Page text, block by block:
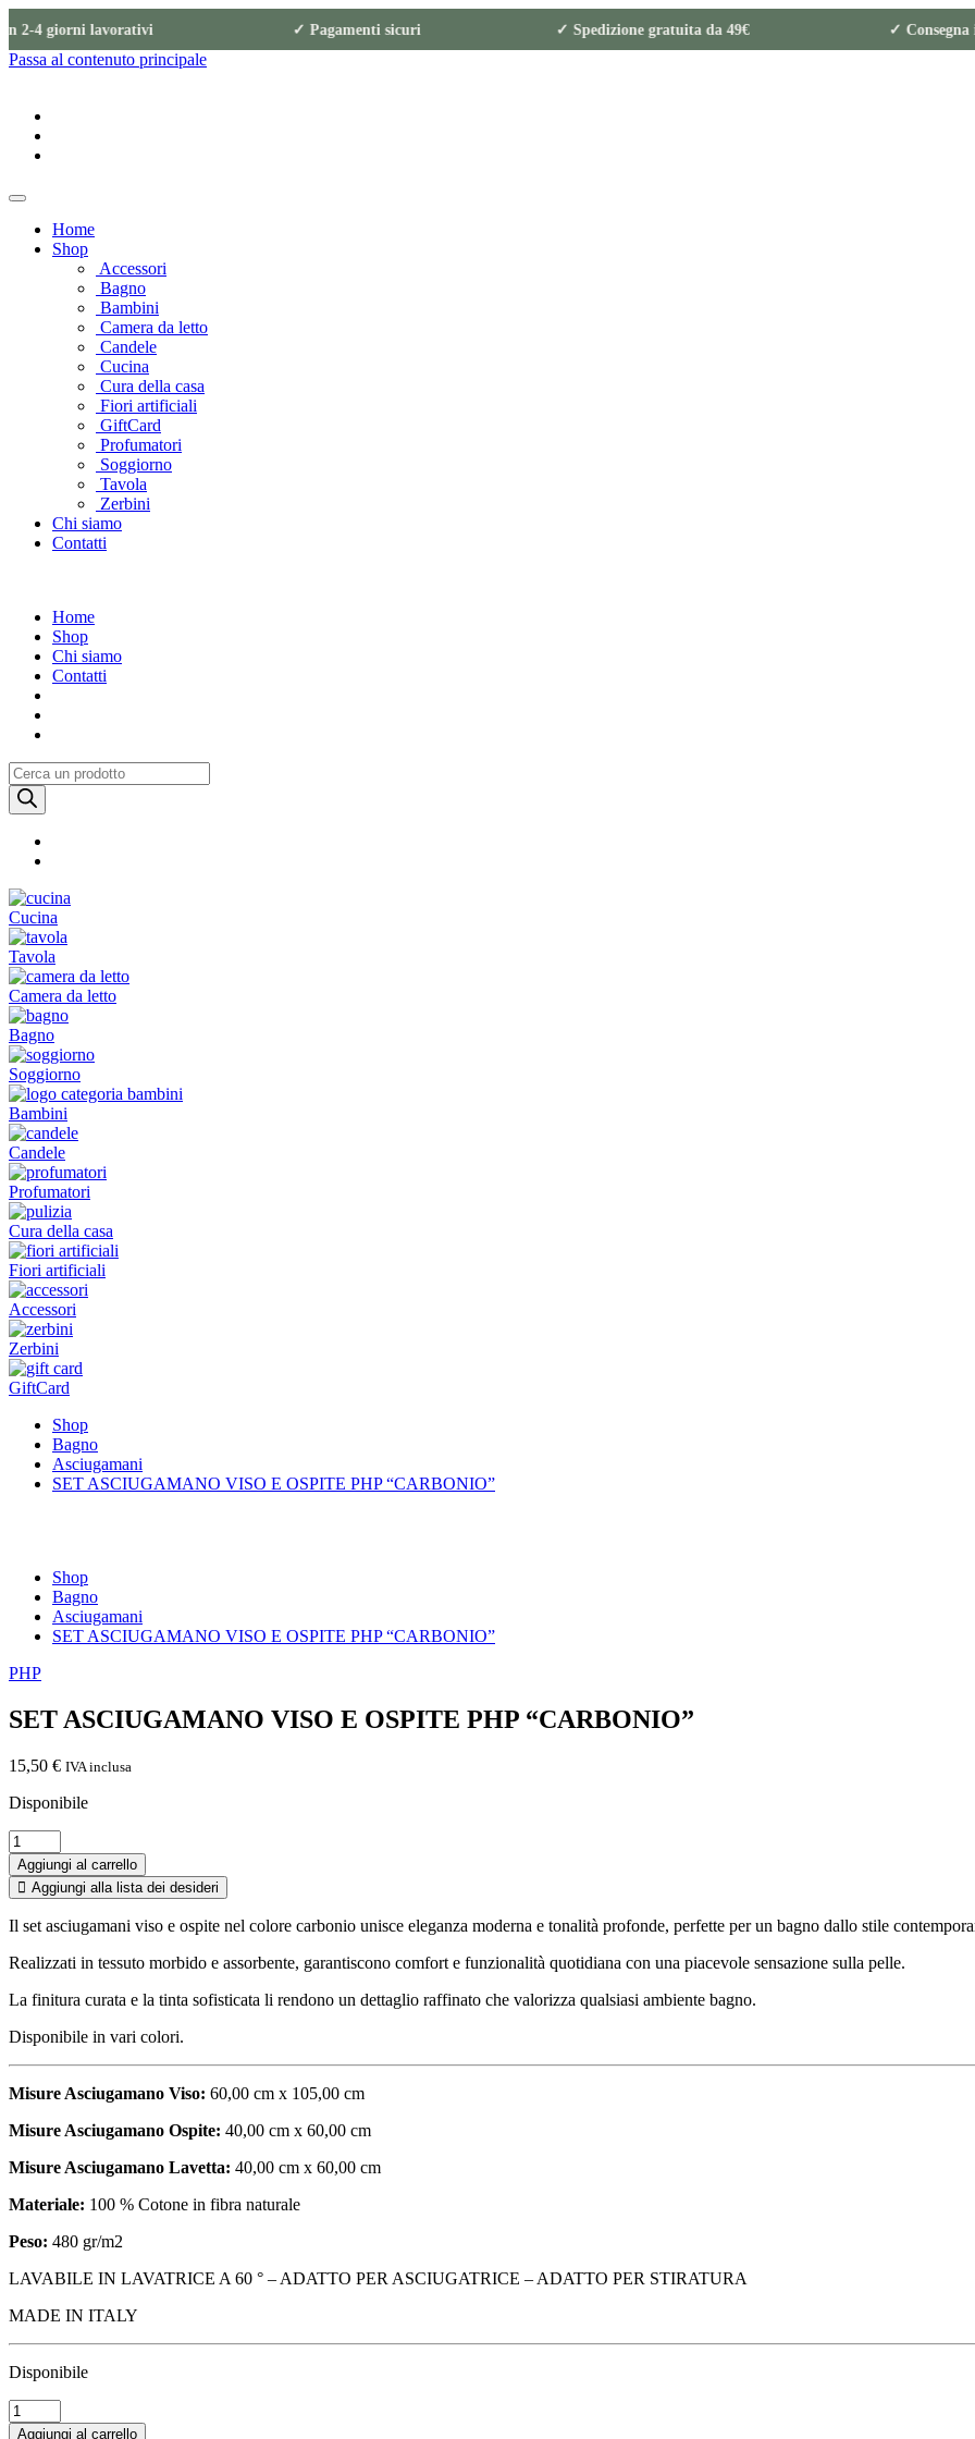
in 2-4 giorni lavorativi ✓ Pagamenti sicuri ✓ Spedizione gratuita da 49€ ✓
Passa al contenuto principale
Home
Shop
Accessori
Bagno
Bambini
Camera da letto
Candele
Cucina
Cura della casa
Fiori artificiali
GiftCard
Profumatori
Soggiorno
Tavola
Zerbini
Chi siamo
Contatti
Home
Shop
Chi siamo
Contatti
Products
search
Cucina
Tavola
Camera da letto
Bagno
Soggiorno
Bambini
Candele
Profumatori
Cura della casa
Fiori artificiali
Accessori
Zerbini
GiftCard
Shop
Bagno
Asciugamani
SET ASCIUGAMANO VISO E OSPITE PHP “CARBONIO”
Shop
Bagno
Asciugamani
SET ASCIUGAMANO VISO E OSPITE PHP “CARBONIO”
PHP
SET ASCIUGAMANO VISO E OSPITE PHP “CARBONIO”
15,50 € IVA inclusa
Disponibile
SET
ASCIUGAMANO
VISO
E
OSPITE
PHP
"CARBONIO"
Aggiungi al carrello
Aggiungi alla lista dei desideri
Il set asciugamani viso e ospite nel colore carbonio unisce eleganza moderna e tonalità profonde, perfette per un bagno dallo stile
Realizzati in tessuto morbido e assorbente, garantiscono comfort e funzionalità quotidiana con una piacevole sensazione sulla pelle.
La finitura curata e la tinta sofisticata li rendono un dettaglio raffinato che valorizza qualsiasi ambiente bagno.
Disponibile in vari colori.
Misure Asciugamano Viso: 60,00 cm x 105,00 cm
Misure Asciugamano Ospite: 40,00 cm x 60,00 cm
Misure Asciugamano Lavetta: 40,00 cm x 60,00 cm
Materiale: 100 % Cotone in fibra naturale
Peso: 480 gr/m2
LAVABILE IN LAVATRICE A 60 ° – ADATTO PER ASCIUGATRICE – ADATTO PER STIRATURA
MADE IN ITALY
Disponibile
SET
ASCIUGAMANO
Aggiungi al carrello